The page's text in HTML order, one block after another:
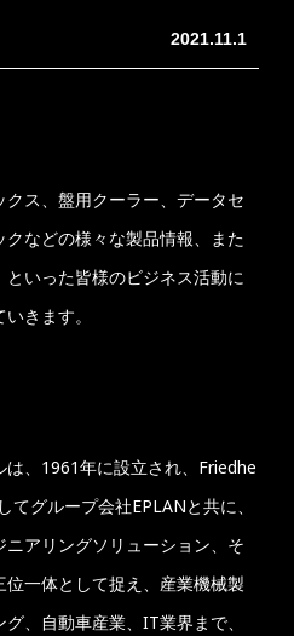
2021.11.1
ス、盤用クーラー、データセ
などの様々な製品情報、また
いった皆様のビジネス活動に
きます。
は、1961年に設立され、Friedhe
グループ会社EPLANと共に、
アリングソリューション、そ
一体として捉え、産業機械製
、自動車産業、IT業界まで、